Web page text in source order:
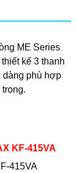
ME Series
kế 3 thanh
dàng phù hợp
KF-415VA
415VA